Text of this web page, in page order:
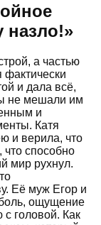
назло!»
а частью
и дала всё,
не мешали им
и
Катя
и верила, что
способно
мир рухнул.
Её муж Егор и
ощущение
с головой. Как